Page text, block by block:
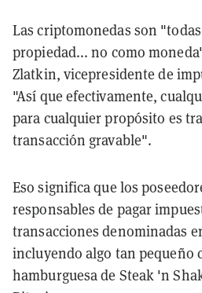
Las criptomonedas son
propiedad... no como
Zlatkin, vicepresidente de
"Así que efectivamente,
para cualquier propósito es
transacción gravable".
Eso significa que los
responsables de pagar
transacciones denominadas
incluyendo algo tan pequeño
hamburguesa de Steak 'n